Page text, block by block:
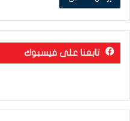
تابعنا على فيسبوك